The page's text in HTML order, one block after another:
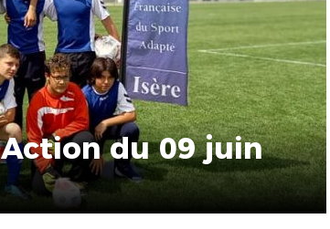
du 09 juin